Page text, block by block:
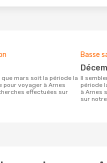
pour voyager à Arnes
effectuées sur
Basse
Il semblerait que décembre soit la
période
à Arnes
sur